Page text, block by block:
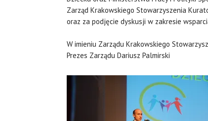
Zarząd Krakowskiego Stowarzyszenia
oraz za podjęcie dyskusji w zakresie
W imieniu Zarządu Krakowskiego
Prezes Zarządu Dariusz Palmirski